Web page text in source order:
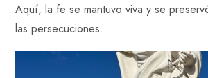
Aquí, la fe se mantuvo viva y se
las persecuciones.